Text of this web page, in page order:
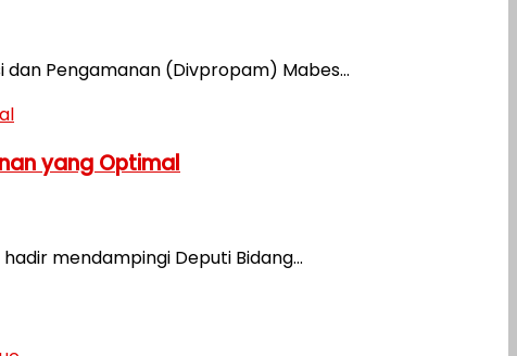
dan Pengamanan (Divpropam) Mabes...
yang Optimal
mendampingi Deputi Bidang...